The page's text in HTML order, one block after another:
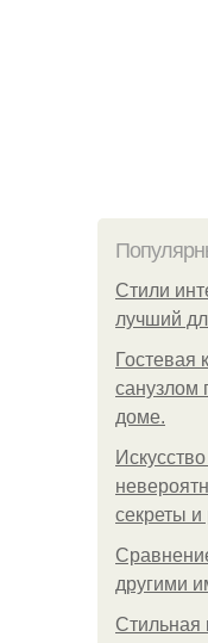
Стили
лучший
Гостевая
санузлом
доме.
секреты
другими
Стильная